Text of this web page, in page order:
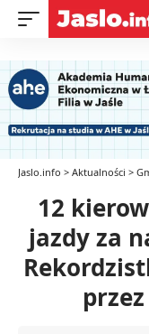
Jaslo.info > Aktualności >
12
jazdy za